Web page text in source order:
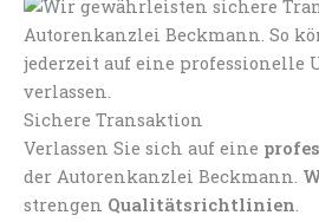
Sichere Transaktion
Verlassen Sie sich auf eine
der Autorenkanzlei Beckmann.
strengen Qualitätsrichtlinien.